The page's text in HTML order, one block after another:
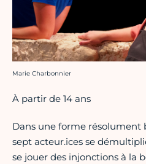
Crédit photo :
Marie Charbonnier
À partir de 14 ans
Dans une forme résolument
sept acteur.ices se
se jouer des injonctions à la